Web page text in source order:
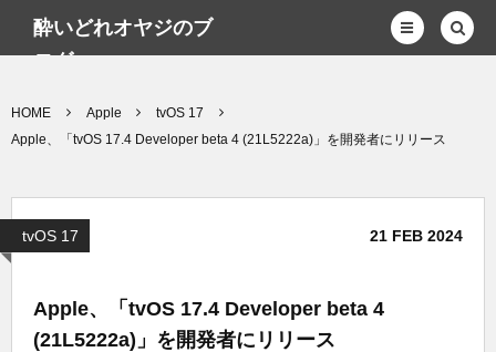
酔いどれオヤジのブ
ログwp
HOME Apple
tvOS 17
Apple、「tvOS 17.4 Developer beta 4 (21L5222a)」を開発者にリリース
tvOS 17 21 FEB 2024
Apple、「tvOS 17.4 Developer beta 4
(21L5222a)」を開発者にリリース